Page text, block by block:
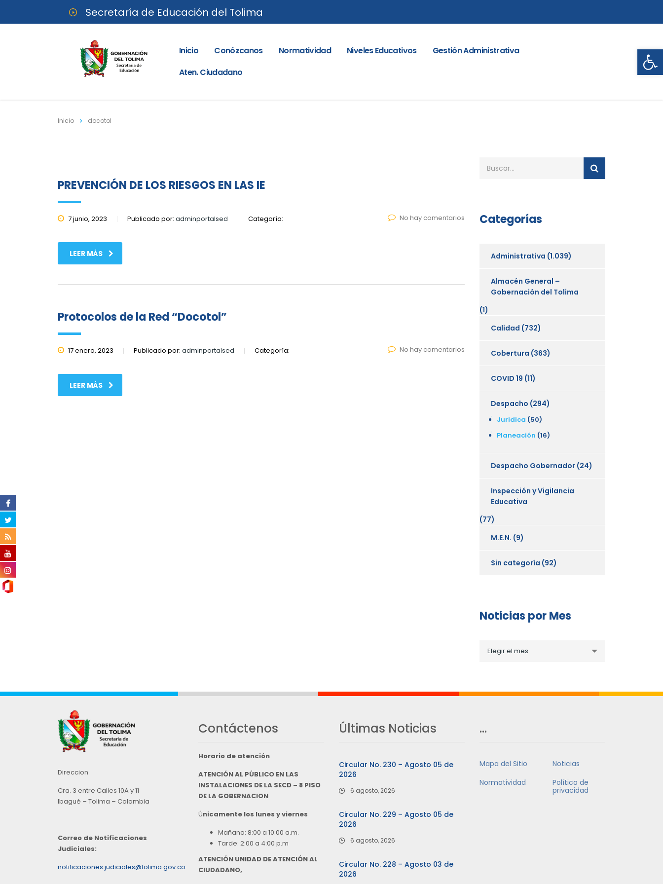
Secretaría de Educación del Tolima
Inicio Conózcanos Normatividad Niveles Educativos
Gestión Administrativa
Aten. Ciudadano
Inicio docotol
PREVENCIÓN DE LOS RIESGOS EN LAS IE
7 junio, 2023 Publicado por: adminportalsed Categoría: No hay comentarios
LEER MÁS
Protocolos de la Red “Docotol”
17 enero, 2023 Publicado por: adminportalsed Categoría: No hay comentarios
LEER MÁS
Categorías
Administrativa (1.039)
Almacén General –
Gobernación del Tolima
(1)
Calidad (732)
Cobertura (363)
COVID 19 (11)
Despacho (294)
Juridica (50)
Planeación (16)
Despacho Gobernador (24)
Inspección y Vigilancia
Educativa
(77)
M.E.N. (9)
Sin categoría (92)
Noticias por Mes
porElegir el mes
Direccion
Cra. 3 entre Calles 10A y 11
Ibagué – Tolima – Colombia
Correo de Notificaciones
Judiciales:
notificaciones.judiciales@tolima.gov.co
Contáctenos
Horario de atención
ATENCIÓN AL PÚBLICO EN LAS
INSTALACIONES DE LA SECD – 8 PISO
DE LA GOBERNACION
Únicamente los lunes y viernes
Mañana: 8:00 a 10:00 a.m.
Tarde: 2:00 a 4:00 p.m
ATENCIÓN UNIDAD DE ATENCIÓN AL
CIUDADANO,
Últimas Noticias
Circular No. 230 – Agosto 05 de
2026
6 agosto, 2026
Circular No. 229 – Agosto 05 de
2026
6 agosto, 2026
Circular No. 228 – Agosto 03 de
2026
…
Mapa del Sitio
Noticias
Normatividad
Política de
privacidad